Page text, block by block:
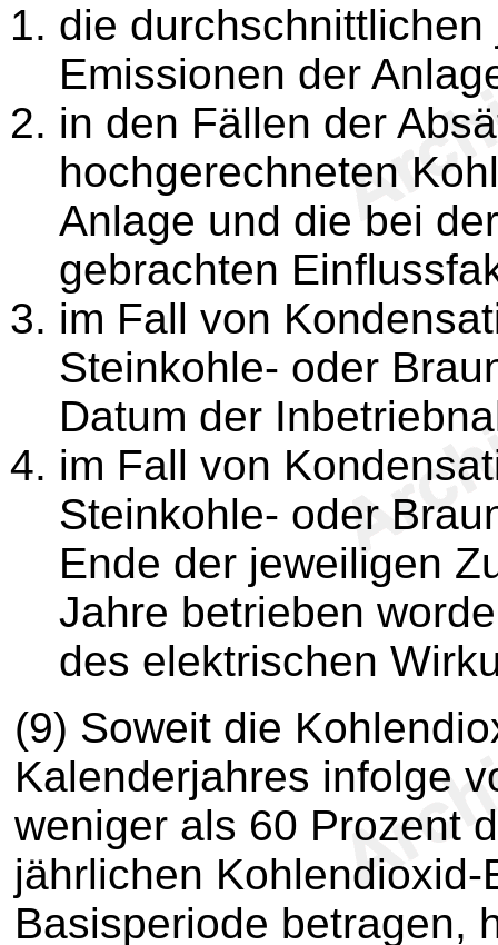
die
Emissionen der
in den Fällen der
hochgerechneten
Anlage und die bei
gebrachten
im Fall von
Steinkohle- oder
Datum der
im Fall von
Steinkohle- oder
Ende der jeweiligen
Jahre betrieben
des elektrischen
(9) Soweit die
Kalenderjahres infolge
weniger als 60 Prozent
jährlichen
Basisperiode betragen,